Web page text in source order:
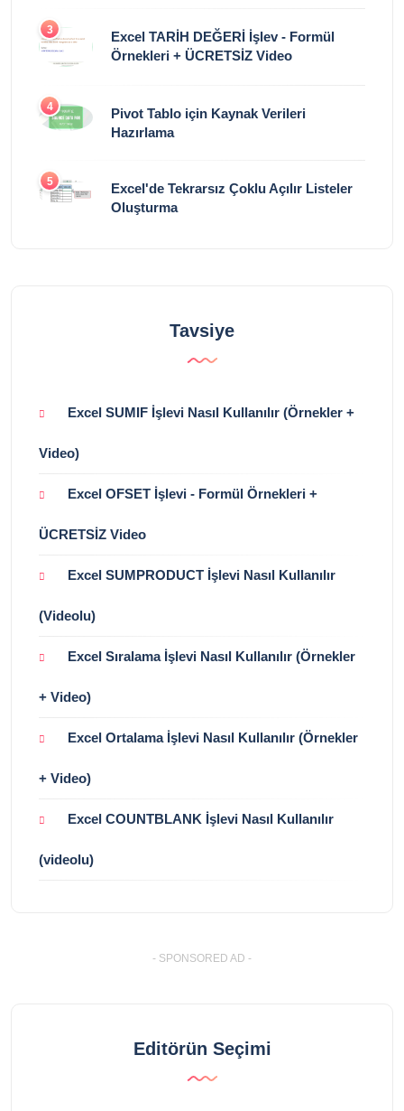
3
Excel TARİH DEĞERİ İşlev - Formül
Örnekleri + ÜCRETSİZ Video
4
Pivot Tablo için Kaynak Verileri
Hazırlama
5
Excel'de Tekrarsız Çoklu Açılır Listeler
Oluşturma
Tavsiye
Excel SUMIF İşlevi Nasıl Kullanılır (Örnekler +
Video)
Excel OFSET İşlevi - Formül Örnekleri +
ÜCRETSİZ Video
Excel SUMPRODUCT İşlevi Nasıl Kullanılır
(Videolu)
Excel Sıralama İşlevi Nasıl Kullanılır (Örnekler
+ Video)
Excel Ortalama İşlevi Nasıl Kullanılır (Örnekler
+ Video)
Excel COUNTBLANK İşlevi Nasıl Kullanılır
(videolu)
- SPONSORED AD -
Editörün Seçimi